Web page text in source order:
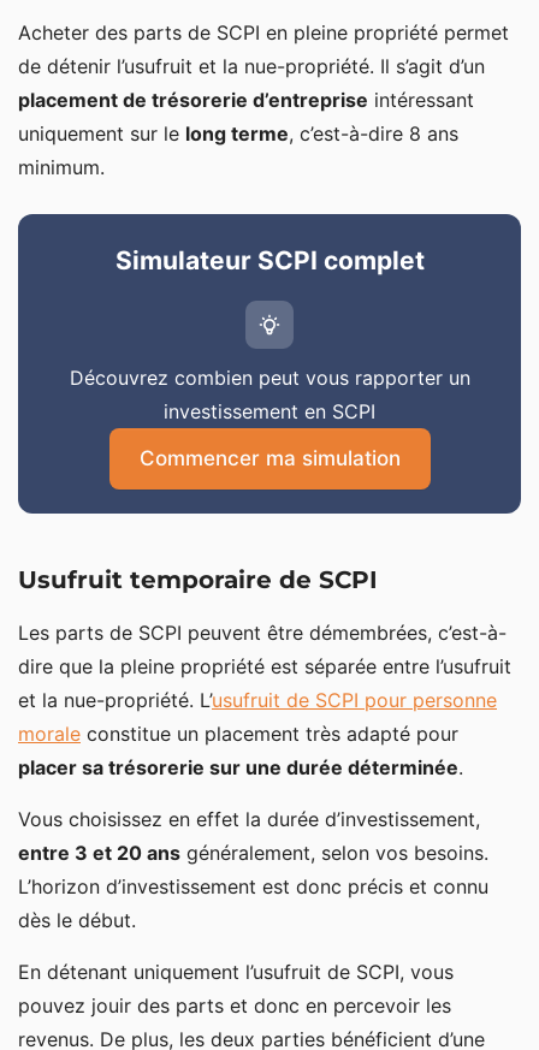
Acheter des parts de SCPI en pleine propriété permet
de détenir l’usufruit et la nue-propriété. Il s’agit d’un
placement de trésorerie d’entreprise intéressant
uniquement sur le long terme, c’est-à-dire 8 ans
minimum.
Simulateur SCPI complet
Découvrez combien peut vous rapporter un
investissement en SCPI
Commencer ma simulation
Usufruit temporaire de SCPI
Les parts de SCPI peuvent être démembrées, c’est-à-
dire que la pleine propriété est séparée entre l’usufruit
et la nue-propriété. L’usufruit de SCPI pour personne
morale constitue un placement très adapté pour
placer sa trésorerie sur une durée déterminée.
Vous choisissez en effet la durée d’investissement,
entre 3 et 20 ans généralement, selon vos besoins.
L’horizon d’investissement est donc précis et connu
dès le début.
En détenant uniquement l’usufruit de SCPI, vous
pouvez jouir des parts et donc en percevoir les
revenus. De plus, les deux parties bénéficient d’une